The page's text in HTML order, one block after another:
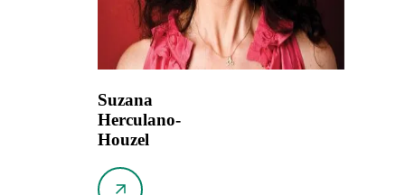
Suzana
Herculano-
Houzel